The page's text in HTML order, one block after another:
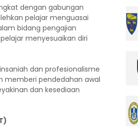
dengan gabungan
pelajar menguasai
bidang pengajian
menyesuaikan diri
dan profesionalisme
memberi pendedahan awal
dan kesediaan